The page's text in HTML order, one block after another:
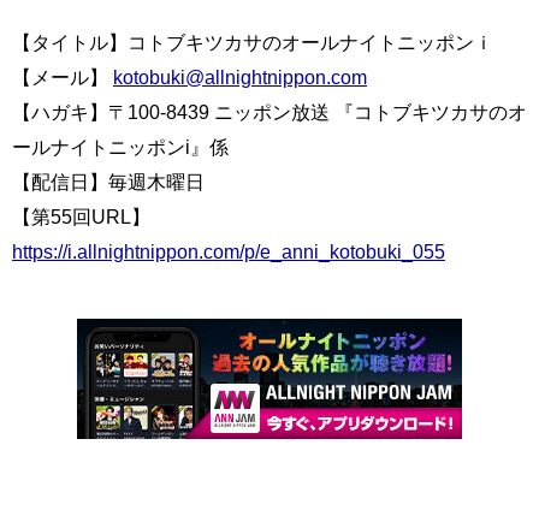
【タイトル】コトブキツカサのオールナイトニッポンｉ
【メール】 kotobuki@allnightnippon.com
【ハガキ】〒100-8439 ニッポン放送 『コトブキツカサのオ
ールナイトニッポンi』係
【配信日】毎週木曜日
【第55回URL】
https://i.allnightnippon.com/p/e_anni_kotobuki_055